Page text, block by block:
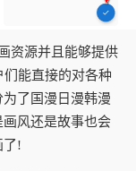
资源并且能够提供
们能直接的对各种
了国漫日漫韩漫
风还是故事也会
了!